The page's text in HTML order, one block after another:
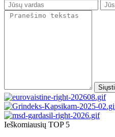
Siųsti
Ieškomiausių TOP 5